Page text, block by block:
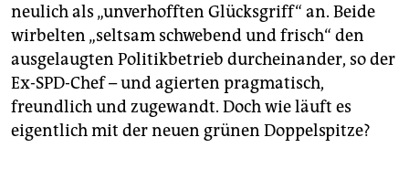
epaper login
neulich als ­„unverhofften Glücksgriff“ an. Beide
wirbelten „seltsam schwebend und frisch“ den
ausgelaugten Politikbetrieb durcheinander, so der
Ex-SPD-Chef – und agierten pragmatisch,
freundlich und zugewandt. Doch wie läuft es
eigentlich mit der neuen grünen Doppelspitze?